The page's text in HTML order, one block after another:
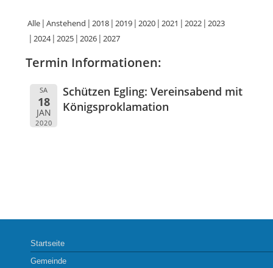
Alle Anstehend 2018 2019 2020 2021 2022 2023
2024 2025 2026 2027
Termin Informationen:
SA
18
JAN
2020
Schützen Egling: Vereinsabend mit
Königsproklamation
Startseite
Gemeinde